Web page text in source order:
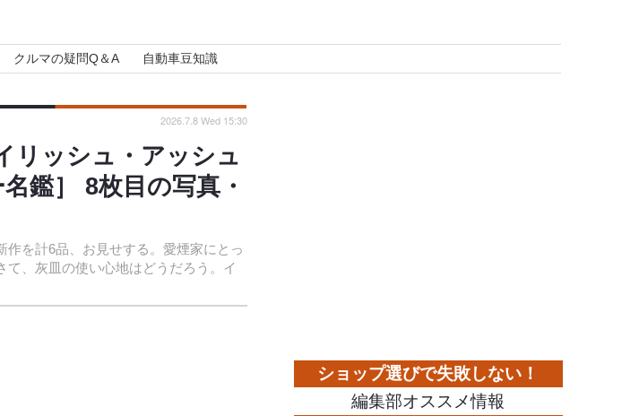
クルマの疑問Q＆A 自動車豆知識
リッシュ・アッシュ
鑑］ 8枚目の写真・
を計6品、お見せする。愛煙家にとっ
、灰皿の使い心地はどうだろう。イ
2026.7.8 Wed 15:30
編集部オススメ情報